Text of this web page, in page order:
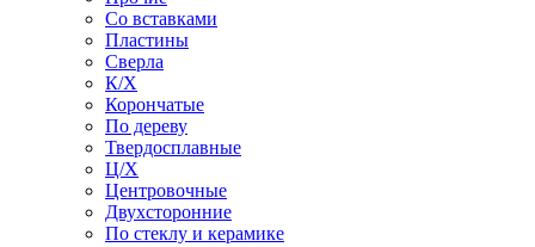
Со вставками
Пластины
Сверла
К/Х
Корончатые
По дереву
Твердосплавные
Ц/Х
Центровочные
Двухсторонние
По стеклу и керамике